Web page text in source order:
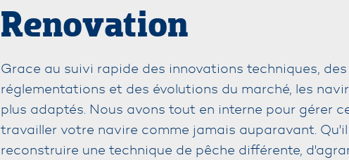
Renovation
Grace au suivi rapide des innovations techniques, des
réglementations et des évolutions du marché, les
plus adaptés. Nous avons tout en interne pour gérer
travailler votre navire comme jamais auparavant.
reconstruire une technique de pêche différente,